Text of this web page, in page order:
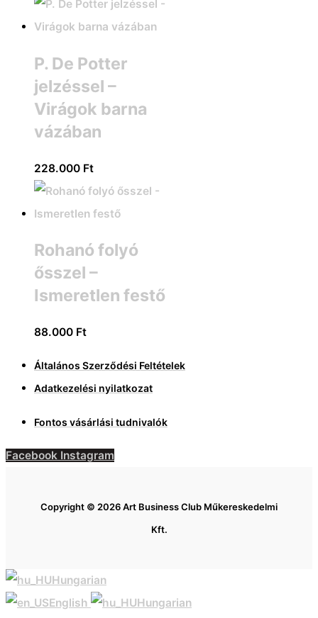
P. De Potter
jelzéssel –
Virágok barna
vázában
228.000 Ft
Rohanó folyó
ősszel –
Ismeretlen festő
88.000 Ft
Általános Szerződési Feltételek
Adatkezelési nyilatkozat
Fontos vásárlási tudnivalók
Facebook Instagram
Copyright © 2026 Art Business Club Műkereskedelmi
Kft.
Hungarian
English
Hungarian